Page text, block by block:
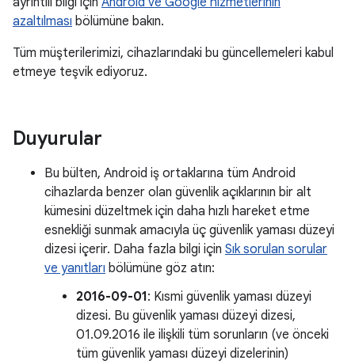
azaltılması bölümüne bakın.
Tüm müşterilerimizi, cihazlarındaki bu güncellemeleri kabul
etmeye teşvik ediyoruz.
Duyurular
Bu bülten, Android iş ortaklarına tüm Android
cihazlarda benzer olan güvenlik açıklarının bir alt
kümesini düzeltmek için daha hızlı hareket etme
esnekliği sunmak amacıyla üç güvenlik yaması düzeyi
dizesi içerir. Daha fazla bilgi için Sık sorulan sorular
ve yanıtları bölümüne göz atın:
2016-09-01: Kısmi güvenlik yaması düzeyi
dizesi. Bu güvenlik yaması düzeyi dizesi,
01.09.2016 ile ilişkili tüm sorunların (ve önceki
tüm güvenlik yaması düzeyi dizelerinin)